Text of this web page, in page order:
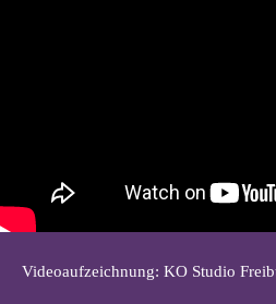
Videoaufzeichnung: KO Studio